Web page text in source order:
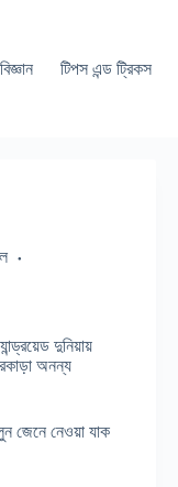
বিজ্ঞান টিপস এন্ড ট্রিকস
দুনিয়ায়
অনন্য
জেনে নেওয়া যাক